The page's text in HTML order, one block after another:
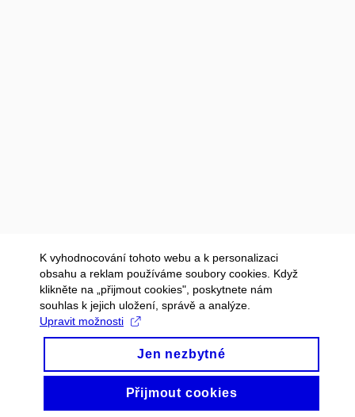
K vyhodnocování tohoto webu a k personalizaci
obsahu a reklam používáme soubory cookies. Když
klikněte na „přijmout cookies", poskytnete nám
souhlas k jejich uložení, správě a analýze.
Upravit možnosti
Jen nezbytné
Přijmout cookies